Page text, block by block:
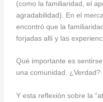
(como la familiaridad, el
agradabilidad). En el
encontró que la
forjadas allí y las
Qué importante es
una comunidad. ¿Verdad?
Y esta reflexión sobre la